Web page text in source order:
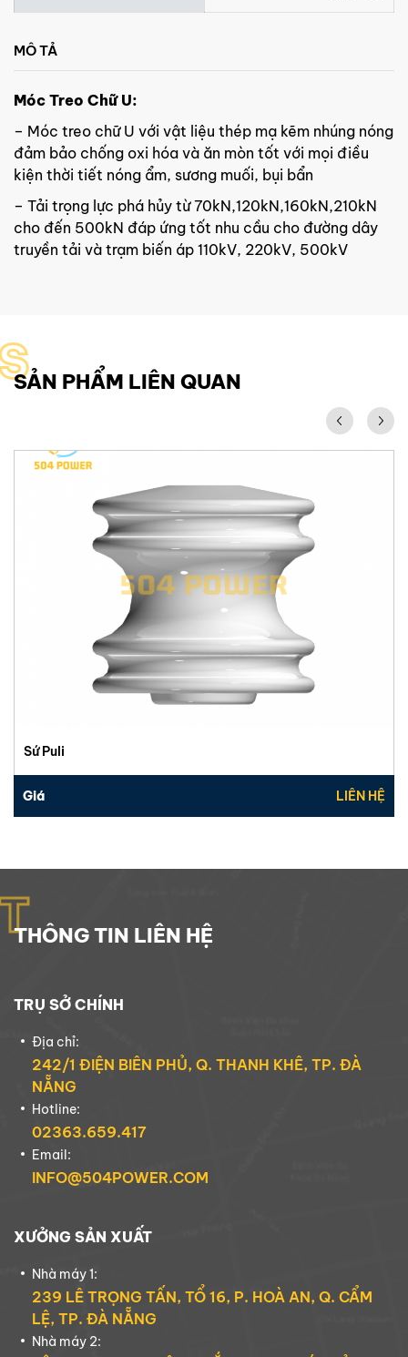
MÔ TẢ
Móc Treo Chữ U:
– Móc treo chữ U với vật liệu thép mạ kẽm nhúng nóng
đảm bảo chống oxi hóa và ăn mòn tốt với mọi điều
kiện thời tiết nóng ẩm, sương muối, bụi bẩn
– Tải trọng lực phá hủy từ 70kN,120kN,160kN,210kN
cho đến 500kN đáp ứng tốt nhu cầu cho đường dây
truyền tải và trạm biến áp 110kV, 220kV, 500kV
SẢN PHẨM LIÊN QUAN
Sứ Puli
Giá LIÊN HỆ
THÔNG TIN LIÊN HỆ
TRỤ SỞ CHÍNH
Địa chỉ:
242/1 ĐIỆN BIÊN PHỦ, Q. THANH KHÊ, TP. ĐÀ
NẴNG
Hotline:
02363.659.417
Email:
INFO@504POWER.COM
XƯỞNG SẢN XUẤT
Nhà máy 1:
239 LÊ TRỌNG TẤN, TỔ 16, P. HOÀ AN, Q. CẨM
LỆ, TP. ĐÀ NẴNG
Nhà máy 2: